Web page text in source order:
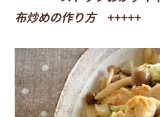
布炒めの作り方+++++